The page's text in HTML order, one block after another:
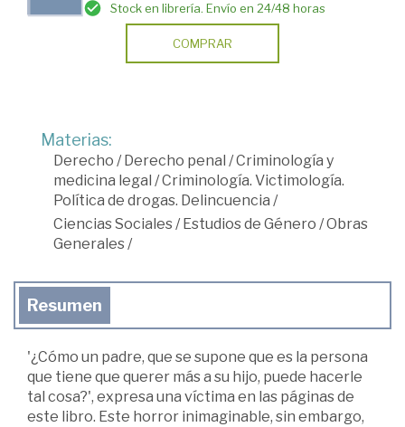
Stock en librería. Envío en 24/48 horas
COMPRAR
Materias:
Derecho / Derecho penal /Criminología y
medicina legal /Criminología. Victimología.
Política de drogas. Delincuencia /
Ciencias Sociales/ Estudios de Género /Obras
Generales/
Resumen
'¿Cómo un padre, que se supone que es la persona
que tiene que querer más a su hijo, puede hacerle
tal cosa?', expresa una víctima en las páginas de
este libro. Este horror inimaginable, sin embargo,